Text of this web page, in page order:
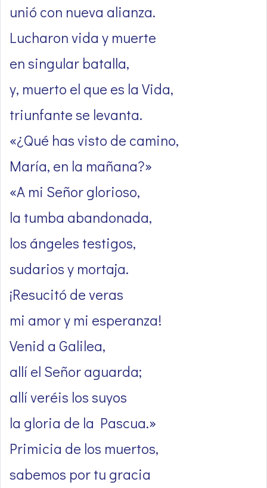
unió con nueva alianza.
Lucharon vida y muerte
en singular batalla,
y, muerto el que es la Vida,
triunfante se levanta.
«¿Qué has visto de camino,
María, en la mañana?»
«A mi Señor glorioso,
la tumba abandonada,
los ángeles testigos,
sudarios y mortaja.
¡Resucitó de veras
mi amor y mi esperanza!
Venid a Galilea,
allí el Señor aguarda;
allí veréis los suyos
la gloria de la Pascua.»
Primicia de los muertos,
sabemos por tu gracia